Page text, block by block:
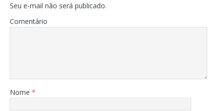
Seu e-mail não será publicado.
Comentário
Nome *